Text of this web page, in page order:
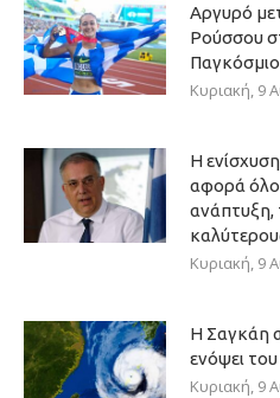
Αργυρό
Ρούσσου
Κυριακή, 9
Η
αφορά
ανάπτυξη,
Κυριακή, 9
Η Σαγκάη
ενόψει
Κυριακή, 9